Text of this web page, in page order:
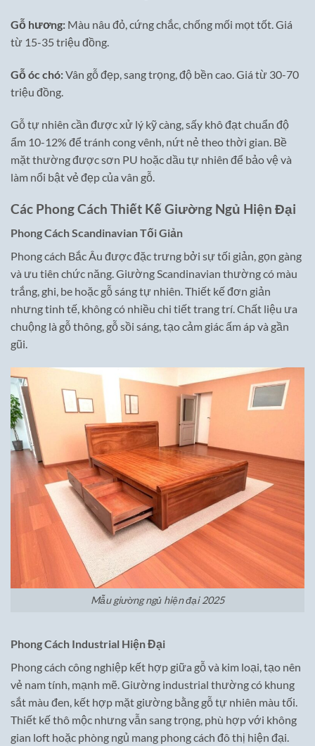
Gỗ hương: Màu nâu đỏ, cứng chắc, chống mối mọt tốt. Giá
từ 15-35 triệu đồng.
Gỗ óc chó:Vân gỗ đẹp, sang trọng, độ bền cao. Giá từ 30-70
triệu đồng.
Gỗ tự nhiên cần được xử lý kỹ càng, sấy khô đạt chuẩn độ
ẩm 10-12% để tránh cong vênh, nứt nẻ theo thời gian. Bề
mặt thường được sơn PU hoặc dầu tự nhiên để bảo vệ và
làm nổi bật vẻ đẹp của vân gỗ.
Các Phong Cách Thiết Kế Giường Ngủ Hiện Đại
Phong Cách Scandinavian Tối Giản
Phong cách Bắc Âu được đặc trưng bởi sự tối giản, gọn gàng
và ưu tiên chức năng. Giường Scandinavian thường có màu
trắng, ghi, be hoặc gỗ sáng tự nhiên. Thiết kế đơn giản
nhưng tinh tế, không có nhiều chi tiết trang trí. Chất liệu ưa
chuộng là gỗ thông, gỗ sồi sáng, tạo cảm giác ấm áp và gần
gũi.
Mẫu giường ngủ hiện đại 2025
Phong Cách Industrial Hiện Đại
Phong cách công nghiệp kết hợp giữa gỗ và kim loại, tạo nên
vẻ nam tính, mạnh mẽ. Giường industrial thường có khung
sắt màu đen, kết hợp mặt giường bằng gỗ tự nhiên màu tối.
Thiết kế thô mộc nhưng vẫn sang trọng, phù hợp với không
gian loft hoặc phòng ngủ mang phong cách đô thị hiện đại.